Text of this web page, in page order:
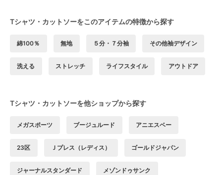
Tシャツ・カットソーをこのアイテムの特徴から探す
綿100％ 無地 ５分・７分袖 その他袖デザイン
洗える ストレッチ ライフスタイル アウトドア
Tシャツ・カットソーを他ショップから探す
メガスポーツ ブージュルード アニエスベー
23区 Ｊプレス（レディス） ゴールドジャパン
ジャーナルスタンダード メゾンドゥサンク